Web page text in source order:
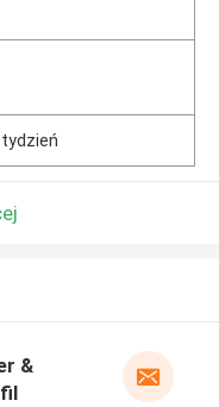
&